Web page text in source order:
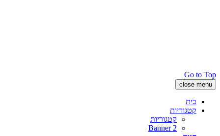
Go to Top
close menu
בית
קטגוריות
קטגוריות
Banner 2